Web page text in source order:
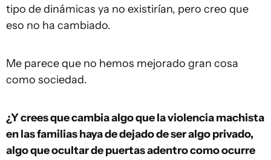
tipo de dinámicas ya no existirían, pero creo que
eso no ha cambiado.
Me parece que no hemos mejorado gran cosa
como sociedad.
¿Y crees que cambia algo que la violencia machista
en las familias haya de dejado de ser algo privado,
algo que ocultar de puertas adentro como ocurre